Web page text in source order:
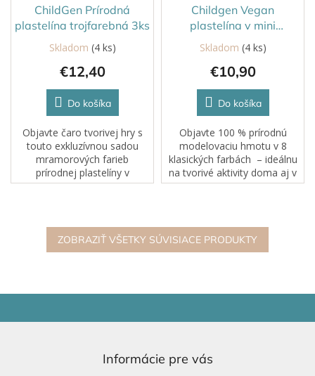
ChildGen Prírodná
plastelína trojfarebná 3ks
Skladom (4 ks)
€12,40
Do košíka
Objavte čaro tvorivej hry s
touto exkluzívnou sadou
mramorových farieb
prírodnej plastelíny v
elegantných dózach. Dózy sú
ideálny pre detské...
Childgen Vegan
plastelína v mini
kelímkoch 8ks
Skladom (4 ks)
€10,90
Do košíka
Objavte 100 % prírodnú
modelovaciu hmotu v 8
klasických farbách – ideálnu
na tvorivé aktivity doma aj v
škole.
ZOBRAZIŤ VŠETKY SÚVISIACE PRODUKTY
Informácie pre vás